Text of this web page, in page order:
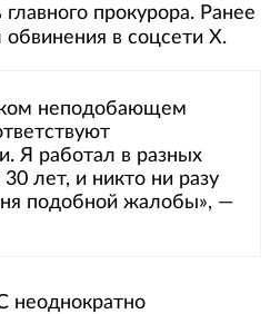
прокурора. Ранее
в соцсети X.
неподобающем
Я работал в разных
лет, и никто ни разу
подобной жалобы», —
неоднократно